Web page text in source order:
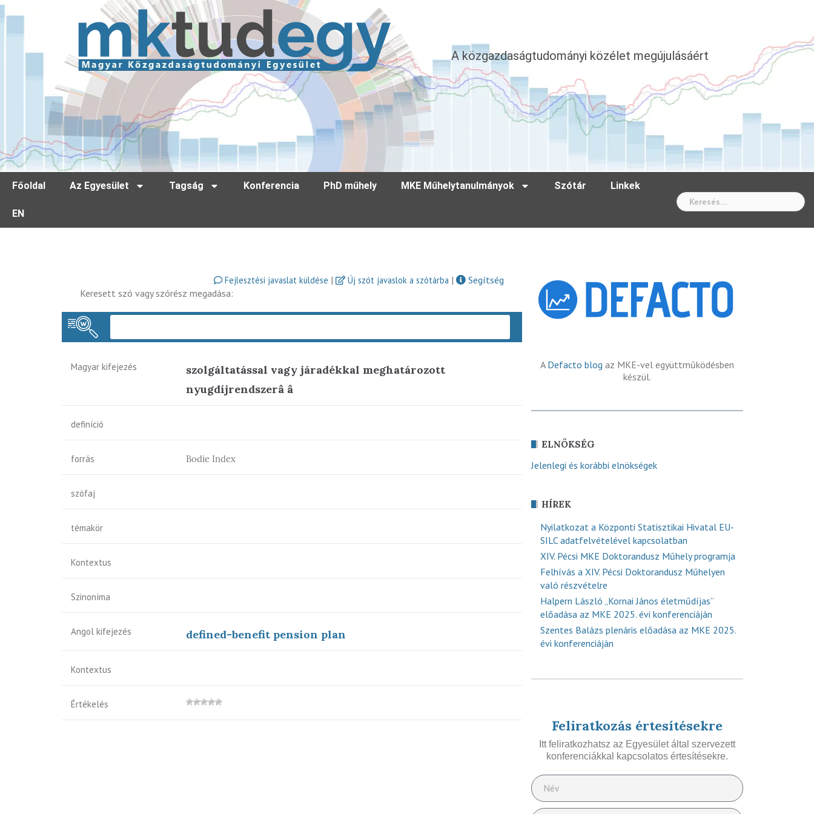
A közgazdaságtudományi közélet megújulásáért
Főoldal Az Egyesület Tagság Konferencia PhD műhely MKE Műhelytanulmányok Szótár Linkek
EN
Fejlesztési javaslat küldése | Új szót javaslok a szótárba |
Segítség
Keresett szó vagy szórész megadása:
Magyar kifejezés
szolgáltatással vagy járadékkal meghatározott
nyugdíjrendszerâ â
definíció
forrás Bodie Index
szófaj
témakör
Kontextus
Szinoníma
Angol kifejezés defined-benefit pension plan
Kontextus
Értékelés
A Defacto blog az MKE-vel együttműködésben
készül.
ELNÖKSÉG
Jelenlegi és korábbi elnökségek
HÍREK
Nyilatkozat a Központi Statisztikai Hivatal EU-
SILC adatfelvételével kapcsolatban
XIV. Pécsi MKE Doktorandusz Műhely programja
Felhívás a XIV. Pécsi Doktorandusz Műhelyen
való részvételre
Halpern László „Kornai János életműdíjas”
előadása az MKE 2025. évi konferenciáján
Szentes Balázs plenáris előadása az MKE 2025.
évi konferenciáján
Feliratkozás értesítésekre
Itt feliratkozhatsz az Egyesület által szervezett
konferenciákkal kapcsolatos értesítésekre.